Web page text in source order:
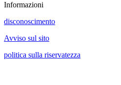
Informazioni
disconoscimento
Avviso sul sito
politica sulla riservatezza